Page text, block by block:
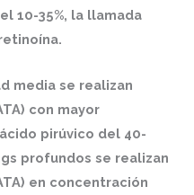
10-35%, la llamada
media se realizan
con mayor
pirúvico del 40-
profundos se realizan
en concentración